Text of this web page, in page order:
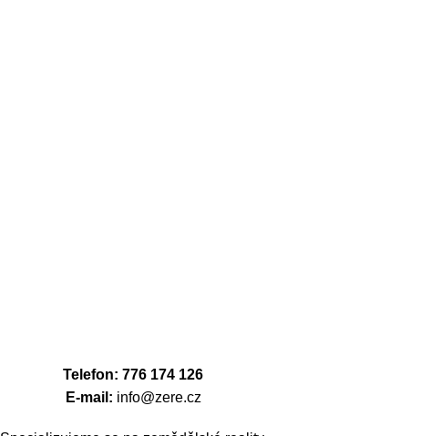
Telefon: 776 174 126
E-mail: info@zere.cz